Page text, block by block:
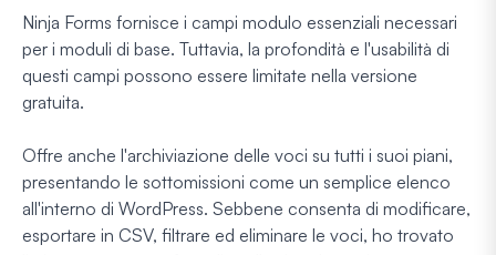
Ninja Forms fornisce i campi modulo essenziali necessari
per i moduli di base. Tuttavia, la profondità e l'usabilità di
questi campi possono essere limitate nella versione
gratuita.
Offre anche l'archiviazione delle voci su tutti i suoi piani,
presentando le sottomissioni come un semplice elenco
all'interno di WordPress. Sebbene consenta di modificare,
esportare in CSV, filtrare ed eliminare le voci, ho trovato